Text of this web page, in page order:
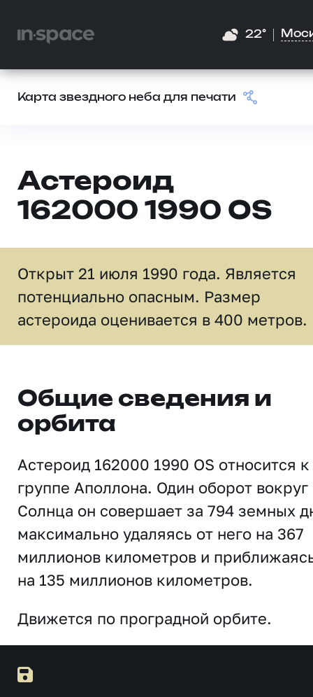
22°
Карта звездного неба для печати
Астероид
162000 1990 OS
Открыт 21 июля 1990 года. Является
потенциально опасным. Размер
астероида оценивается в 400 метров.
Общие сведения и
орбита
Астероид 162000 1990 OS относится к
группе Аполлона. Один оборот вокруг
Солнца он совершает за 794 земных
максимально удаляясь от него на 367
миллионов километров и
на 135 миллионов километров.
Движется по проградной орбите.